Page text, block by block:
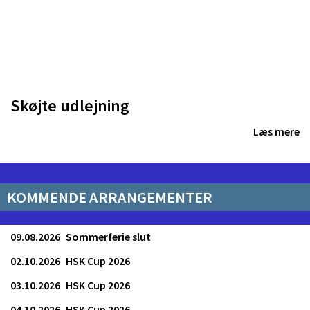
Skøjte udlejning
Læs mere
KOMMENDE ARRANGEMENTER
Sommerferie slut
09.08.2026
HSK Cup 2026
02.10.2026
HSK Cup 2026
03.10.2026